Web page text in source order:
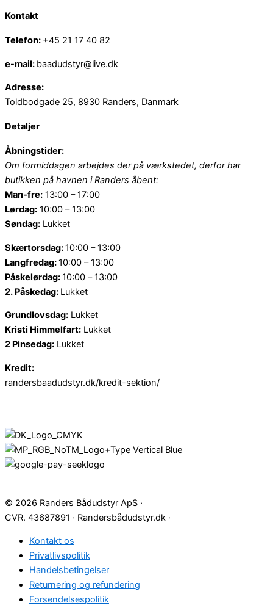
Kontakt
Telefon: +45 21 17 40 82
e-mail: baadudstyr@live.dk
Adresse:
Toldbodgade 25, 8930 Randers, Danmark
Detaljer
Åbningstider:
Om formiddagen arbejdes der på værkstedet, derfor har
butikken på havnen i Randers åbent:
Man-fre: 13:00 – 17:00
Lørdag: 10:00 – 13:00
Søndag: Lukket
Skærtorsdag:10:00 – 13:00
Langfredag:10:00 – 13:00
Påskelørdag:10:00 – 13:00
2. Påskedag: Lukket
Grundlovsdag: Lukket
Kristi Himmelfart: Lukket
2 Pinsedag: Lukket
Kredit:
randersbaadudstyr.dk/kredit-sektion/
© 2026 Randers Bådudstyr ApS ·
CVR. 43687891 · Randersbådudstyr.dk ·
Kontakt os
Privatlivspolitik
Handelsbetingelser
Returnering og refundering
Forsendelsespolitik